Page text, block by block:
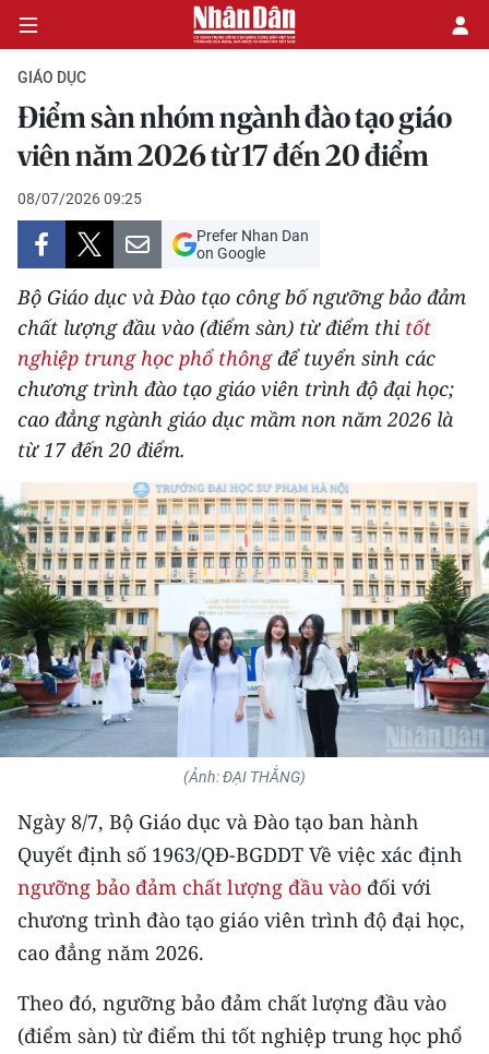
CHÍNH TRỊ
KINH TẾ
VĂN HÓA
XÃ HỘI
PHÁP LUẬT
DU LỊCH
THẾ GIỚI
THỂ THAO
GIÁO DỤC
Y TẾ
KHOA HỌC - CÔNG NGHỆ
MÔI TRƯỜNG
KIỂM CHỨNG THÔNG TIN
TRI THỨC CHUYÊN SÂU
54 DÂN TỘC VIỆT NAM
MỘT SẢN PHẨM
GIÁO DỤC
Điểm sàn nhóm ngành đào tạo giáo
viên năm 2026 từ 17 đến 20 điểm
08/07/2026 09:25
Prefer Nhan Dan
on Google
Bộ Giáo dục và Đào tạo công bố ngưỡng bảo đảm
chất lượng đầu vào (điểm sàn) từ điểm thi tốt
nghiệp trung học phổ thôngđể tuyển sinh các
chương trình đào tạo giáo viên trình độ đại học;
cao đẳng ngành giáo dục mầm non năm 2026 là
từ 17 đến 20 điểm.
(Ảnh: ĐẠI THẮNG)
Ngày 8/7, Bộ Giáo dục và Đào tạo ban hành
Quyết định số 1963/QĐ-BGDDT Về việc xác định
ngưỡng bảo đảm chất lượng đầu vào đối với
chương trình đào tạo giáo viên trình độ đại học,
cao đẳng năm 2026.
Theo đó, ngưỡng bảo đảm chất lượng đầu vào
(điểm sàn) từ điểm thi tốt nghiệp trung học phổ